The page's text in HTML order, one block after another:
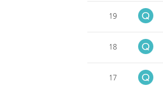
19
18
17